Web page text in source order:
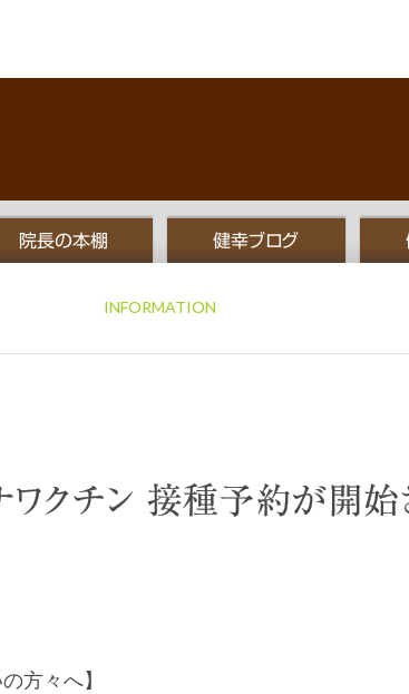
院長の本棚 健幸ブログ
INFORMATION
ワクチン 接種予約が開始
方々へ】